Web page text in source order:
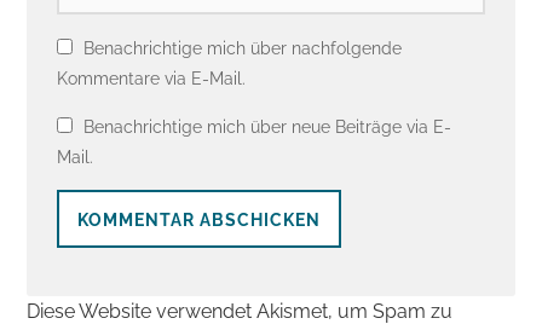
Benachrichtige mich über nachfolgende
Kommentare via E-Mail.
Benachrichtige mich über neue Beiträge via E-
Mail.
Diese Website verwendet Akismet, um Spam zu